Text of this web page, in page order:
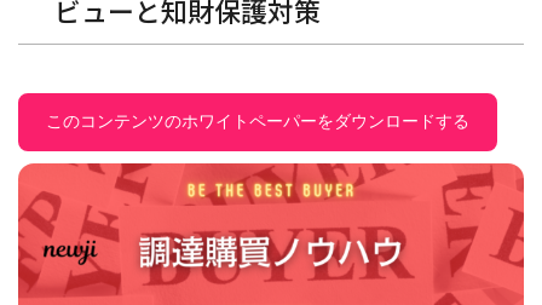
ビューと知財保護対策
このコンテンツのホワイトペーパーをダウンロードする